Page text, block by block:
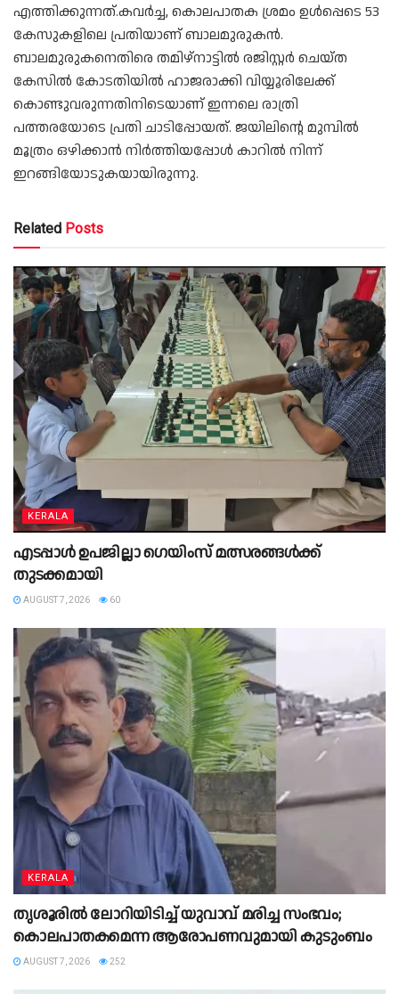
എത്തിക്കുന്നത്.കവര്‍ച്ച, കൊലപാതക ശ്രമം ഉള്‍പ്പെടെ 53
കേസുകളിലെ പ്രതിയാണ് ബാലമുരുകന്‍.
ബാലമുരുകനെതിരെ തമിഴ്‌നാട്ടില്‍ രജിസ്റ്റര്‍ ചെയ്ത
കേസില്‍ കോടതിയില്‍ ഹാജരാക്കി വിയ്യൂരിലേക്ക്
കൊണ്ടുവരുന്നതിനിടെയാണ് ഇന്നലെ രാത്രി
പത്തരയോടെ പ്രതി ചാടിപ്പോയത്. ജയിലിന്റെ മുമ്പില്‍
മൂത്രം ഒഴിക്കാന്‍ നിര്‍ത്തിയപ്പോള്‍ കാറില്‍ നിന്ന്
ഇറങ്ങിയോടുകയായിരുന്നു.
Related Posts
KERALA
എടപ്പാൾ ഉപജില്ലാ ഗെയിംസ് മത്സരങ്ങൾക്ക്
തുടക്കമായി
AUGUST 7, 2026 60
KERALA
തൃശൂരിൽ ലോറിയിടിച്ച് യുവാവ് മരിച്ച സംഭവം;
കൊലപാതകമെന്ന ആരോപണവുമായി കുടുംബം
AUGUST 7, 2026 252